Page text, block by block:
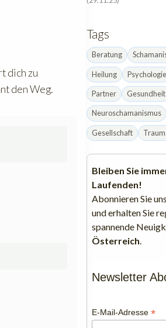
dich zu
den Weg.
Tags
Beratung
Heilung Psychologie
Partner Gesundheit
Neuroschamanismus
Gesellschaft
Bleiben Sie
Laufenden!
Abonnieren Sie
und erhalten Sie
spannende
Österreich.
Newsletter
E-Mail-Adresse *